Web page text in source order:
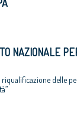
NAZIONALE
delle